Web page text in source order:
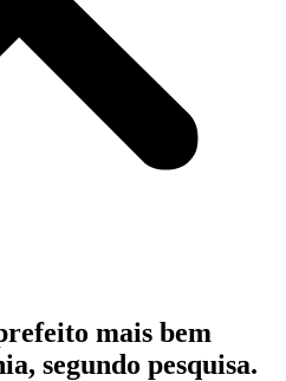
mais bem
segundo pesquisa.